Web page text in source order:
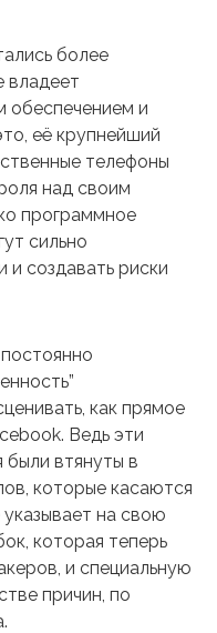
более
владеет
обеспечением и
её крупнейший
телефоны
над своим
программное
сильно
и создавать риски
как прямое
Ведь эти
были втянуты в
которые касаются
на свою
которая теперь
и специальную
причин, по